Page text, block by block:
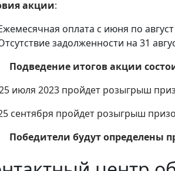
акции:
оплата с июня по
задолженности на 31
Подведение итогов акции
июля 2023 пройдет розыгрыш
сентября пройдет розыгрыш
Победители будут определены